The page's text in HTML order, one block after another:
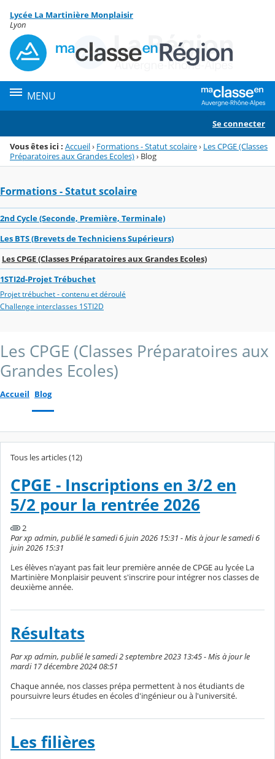
Menu de la rubrique
Contenu
Lycée La Martinière Monplaisir
Lyon
MENU
Se connecter
Vous êtes ici : Accueil› Formations - Statut scolaire› Les CPGE (Classes
Préparatoires aux Grandes Ecoles)› Blog
Formations - Statut scolaire
2nd Cycle (Seconde, Première, Terminale)
Les BTS (Brevets de Techniciens Supérieurs)
Les CPGE (Classes Préparatoires aux Grandes Ecoles)
1STI2d-Projet Trébuchet
Projet trébuchet - contenu et déroulé
Challenge interclasses 1STI2D
Les CPGE (Classes Préparatoires aux
Grandes Ecoles)
Accueil Blog
Tous les articles (12)
CPGE - Inscriptions en 3/2 en
5/2 pour la rentrée 2026
2
Par xp admin, publié le samedi 6 juin 2026 15:31 - Mis à jour le samedi 6
juin 2026 15:31
Les élèves n'ayant pas fait leur première année de CPGE au lycée La
Martinière Monplaisir peuvent s'inscrire pour intégrer nos classes de
deuxième année.
Résultats
Par xp admin, publié le samedi 2 septembre 2023 13:45 - Mis à jour le
mardi 17 décembre 2024 08:51
Chaque année, nos classes prépa permettent à nos étudiants de
poursuivre leurs études en écoles d'ingénieur ou à l'université.
Les filières